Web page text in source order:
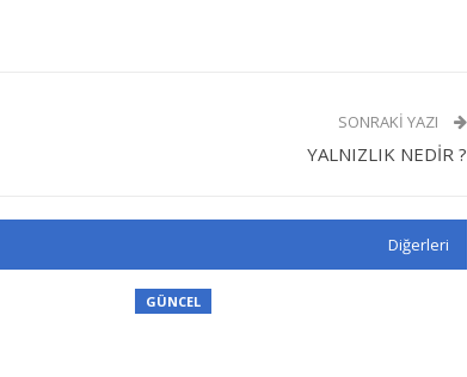
SONRAKI YAZI
YALNIZLIK NEDİR ?
Diğerleri
GÜNCEL